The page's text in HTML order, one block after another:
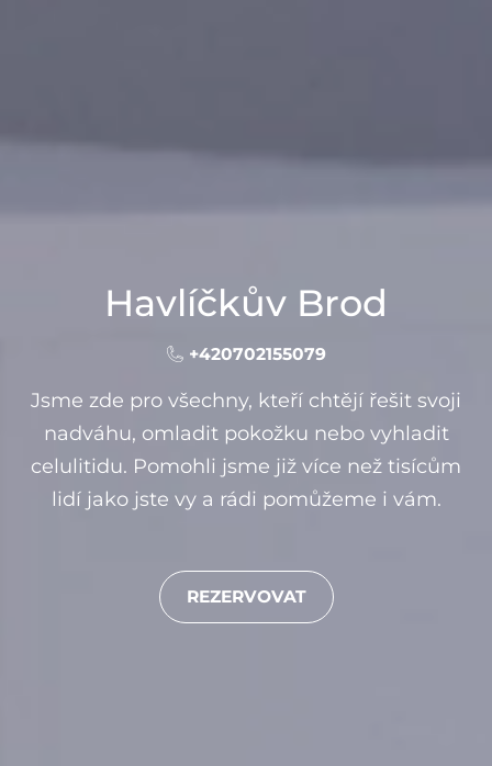
Havlíčkův Brod
+420702155079
Jsme zde pro všechny, kteří chtějí řešit svoji
nadváhu, omladit pokožku nebo vyhladit
celulitidu. Pomohli jsme již více než tisícům
lidí jako jste vy a rádi pomůžeme i vám.
REZERVOVAT